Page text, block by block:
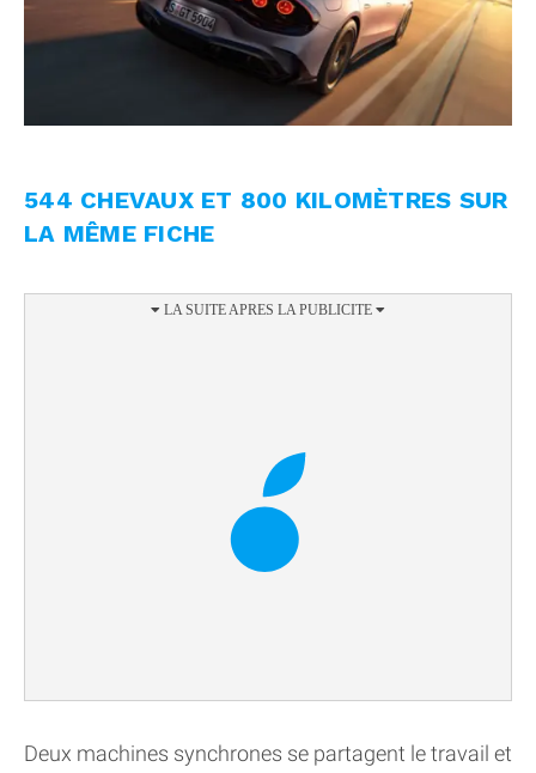
544 CHEVAUX ET 800 KILOMÈTRES SUR
LA MÊME FICHE
Deux machines synchrones se partagent le travail et